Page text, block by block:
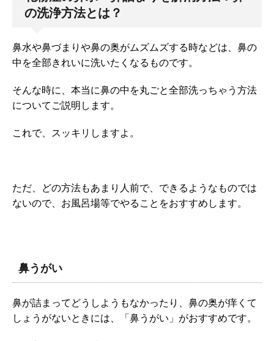
の洗浄方法とは？
鼻水や鼻づまりや鼻の奥がムズムズする時などは、鼻の
中を全部きれいに洗いたくなるものです。
そんな時に、本当に鼻の中を丸ごと全部洗っちゃう方法
についてご説明します。
これで、スッキリしますよ。
ただ、どの方法もあまり人前で、できるようなものでは
ないので、お風呂場等でやることをおすすめします。
鼻うがい
鼻が詰まってどうしようもなかったり、鼻の奥が痒くて
しょうがないときには、「鼻うがい」がおすすめです。